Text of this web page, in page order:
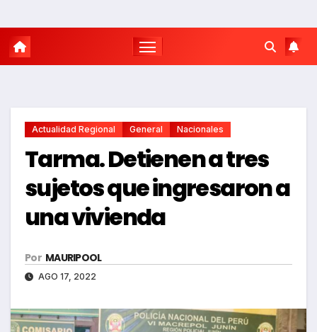
Actualidad Regional General Nacionales
Tarma. Detienen a tres
sujetos que ingresaron a
una vivienda
Por MAURIPOOL
AGO 17, 2022